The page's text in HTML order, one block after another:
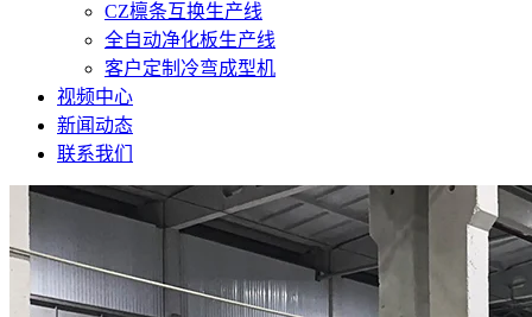
CZ檩条互换生产线
全自动净化板生产线
客户定制冷弯成型机
视频中心
新闻动态
联系我们